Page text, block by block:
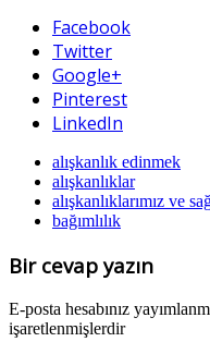
Facebook
Twitter
Google+
Pinterest
LinkedIn
alışkanlık edinmek
alışkanlıklar
alışkanlıklarımız ve
bağımlılık
Bir cevap yazın
E-posta hesabınız
işaretlenmişlerdir